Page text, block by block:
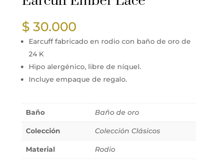
$ 30.000
Earcuff fabricado en rodio con baño de oro de
24 K
Hipo alergénico, libre de níquel.
Incluye empaque de regalo.
Baño Baño de oro
Colección Colección Clásicos
Material Rodio